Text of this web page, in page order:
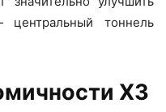
центральный тоннель
X3